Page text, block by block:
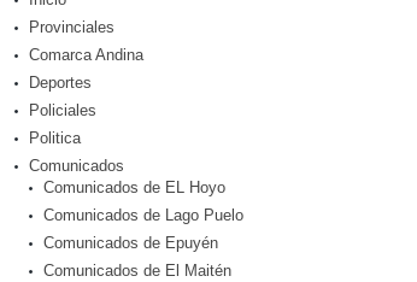
Provinciales
Comarca Andina
Deportes
Policiales
Politica
Comunicados
Comunicados de EL Hoyo
Comunicados de Lago Puelo
Comunicados de Epuyén
Comunicados de El Maitén